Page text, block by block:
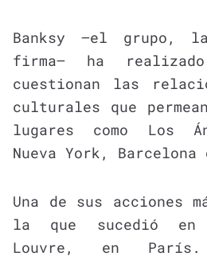
Banksy —el grupo,
firma— ha
cuestionan las
culturales que
lugares como Los
Nueva York,
Una de sus acciones
la que sucedió
Louvre, en París.